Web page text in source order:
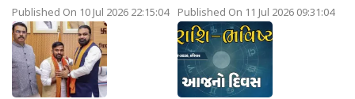
Published On 10 Jul 2026 22:15:04 Published On 11 Jul 2026 09:31:04